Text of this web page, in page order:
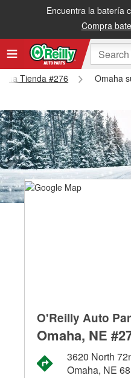
Encuentra la batería
Compra
Tienda #276
Omaha
O'Reilly Auto
Omaha, NE
3620 North
Omaha, NE